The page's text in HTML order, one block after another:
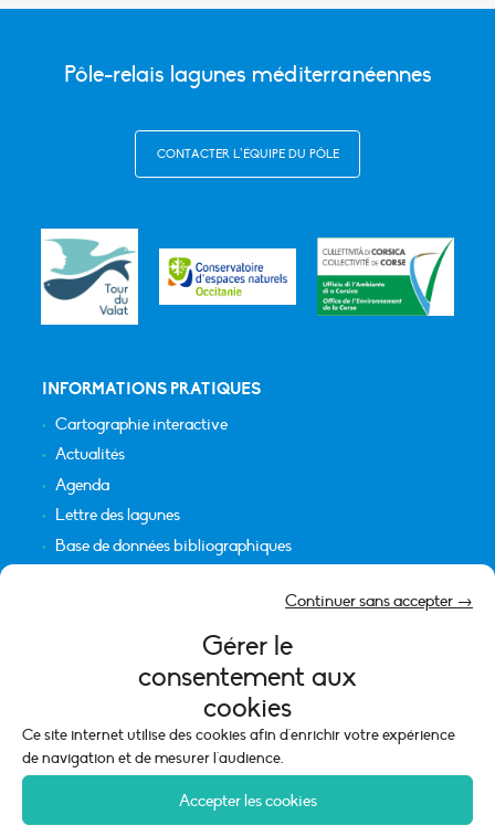
Gérer le
consentement aux
cookies
Ce site internet utilise des cookies afin d'enrichir votre expérience
de navigation et de mesurer l'audience.
Accepter les cookies
Continuer sans accepter →
Pôle-relais lagunes méditerranéennes
CONTACTER L’ÉQUIPE DU PÔLE
INFORMATIONS PRATIQUES
Cartographie interactive
Actualités
Agenda
Lettre des lagunes
Base de données bibliographiques
Mentions légales
Politique de cookies (UE)